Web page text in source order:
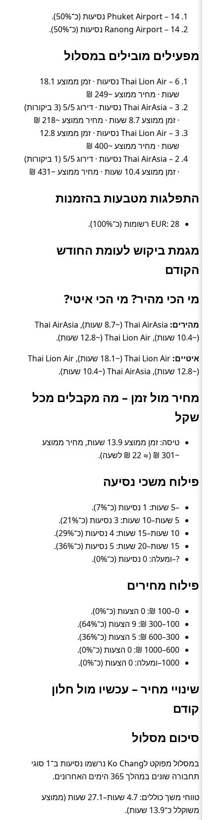
Phuket Airport – 14 נסיעות (כ־50%).
Ranong Airport – 14 נסיעות (כ־50%).
מפעילים מובילים במסלול
Thai Lion Air – 6 נסיעות · זמן ממוצע 18.1
שעות · מחיר ממוצע ~249 ₪
Thai AirAsia – 3 נסיעות · דירוג 5/5 (3 ביקורות)
· זמן ממוצע 8.7 שעות · מחיר ממוצע ~218 ₪
Thai Lion Air – 3 נסיעות · זמן ממוצע 12.8
שעות · מחיר ממוצע ~400 ₪
Thai AirAsia – 2 נסיעות · דירוג 5/5 (1 ביקורות)
· זמן ממוצע 10.4 שעות · מחיר ממוצע ~431 ₪
התפלגות מטבעות בהזמנות
EUR: 28 רשומות (כ־100%).
מגמת ביקוש לעומת החודש
הקודם
מי הכי מהיר? מי הכי איטי?
מהירים:
Thai AirAsia (~8.7 שעות), Thai AirAsia
(~10.4 שעות), Thai Lion Air (~12.8 שעות).
איטיים:
Thai Lion Air (~18.1 שעות), Thai Lion Air
(~12.8 שעות), Thai AirAsia (~10.4 שעות).
מחיר מול זמן – מה מקבלים מכל
שקל
טיסה: זמן ממוצע 13.9 שעות, מחיר ממוצע
~301 ₪ (≈ 22 ₪ לשעה).
פילוח משכי נסיעה
–5 שעות: 1 נסיעות (כ־7%).
5 שעות–10 שעות: 3 נסיעות (כ־21%).
10 שעות–15 שעות: 4 נסיעות (כ־29%).
15 שעות–20 שעות: 5 נסיעות (כ־36%).
?–ומעלה: 0 נסיעות (כ־0%).
פילוח מחירים
0–100 ₪: 0 הצעות (כ־0%).
100–300 ₪: 9 הצעות (כ־64%).
300–600 ₪: 5 הצעות (כ־36%).
600–1000 ₪: 0 הצעות (כ־0%).
1000–ומעלה: 0 הצעות (כ־0%).
שינויי מחיר – עכשיו מול חלון
קודם
סיכום מסלול
במסלול מפוקט לKo Chang נרשמו נסיעות ב־1 סוגי
תחבורה שונים במהלך 365 הימים האחרונים.
טווחי משך כוללים: 4.7 שעות–27.1 שעות (ממוצע
משוקלל כ־13.9 שעות).